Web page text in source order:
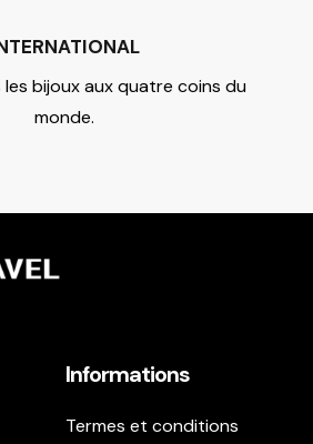
les bijoux aux quatre coins du
monde.
Informations
Termes et conditions